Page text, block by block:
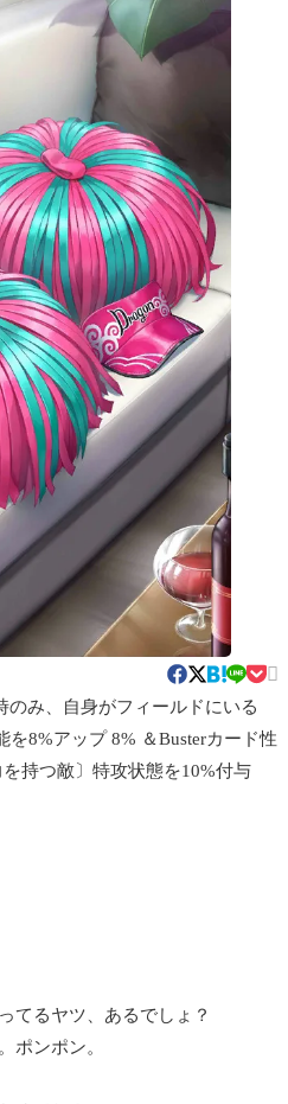

み、自身がフィールドにいる
を8%アップ 8% ＆Busterカード性
持つ敵〕特攻状態を10%付与
てるヤツ、あるでしょ？
ポンポン。